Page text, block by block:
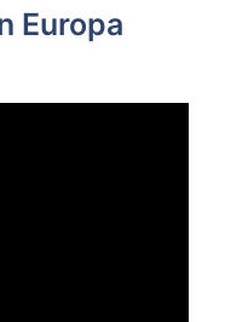
Europa